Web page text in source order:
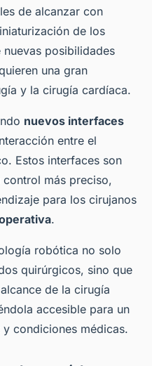
de alcanzar con
de los
posibilidades
una gran
y la cirugía cardíaca.
nuevos interfaces
entre el
Estos interfaces son
más preciso,
para los cirujanos
.
robótica no solo
quirúrgicos, sino que
de la cirugía
accesible para un
condiciones médicas.